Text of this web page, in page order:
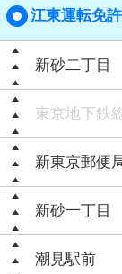
江東運転免
新砂二丁目
東京地下鉄
新東京郵便
新砂一丁目
潮見駅前